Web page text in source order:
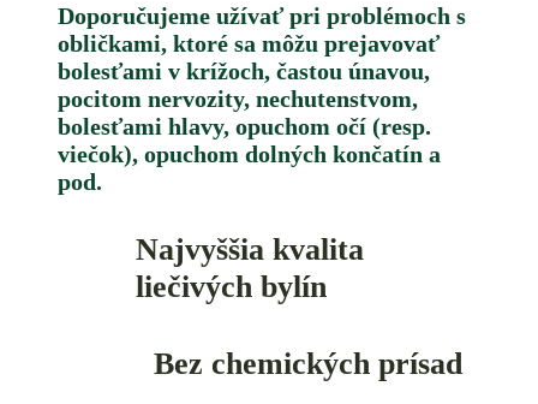
Doporučujeme užívať pri problémoch s
obličkami, ktoré sa môžu prejavovať
bolesťami v krížoch, častou únavou,
pocitom nervozity, nechutenstvom,
bolesťami hlavy, opuchom očí (resp.
viečok), opuchom dolných končatín a
pod.
Najvyššia kvalita
liečivých bylín
Bez chemických prísad